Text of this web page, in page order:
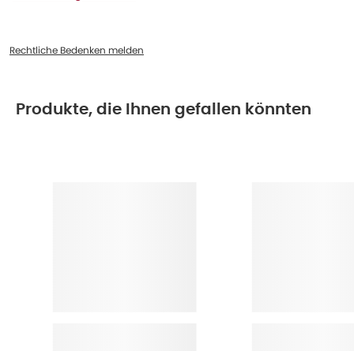
Rechtliche Bedenken melden
Produkte, die Ihnen gefallen könnten